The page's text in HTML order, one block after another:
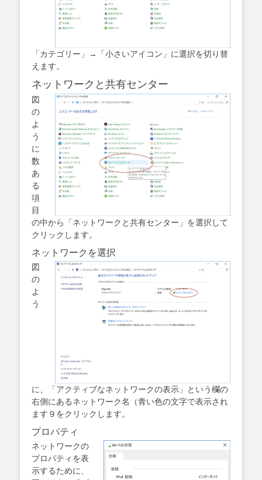
「カテゴリー」→「小さいアイコン」に選択を切り替
えます。
ネットワークと共有センター
図
の
よ
う
に
数
あ
る
項
目
の中から「ネットワークと共有センター」を選択して
クリックします。
ネットワークを選択
図
の
よ
う
に、「アクティブなネットワークの表示」という欄の
右側にあるネットワーク名（青い色の文字で表示され
ます９をクリックします。
プロパティ
ネットワークの
プロパティを表
示するために、